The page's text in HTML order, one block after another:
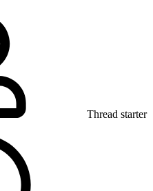
Thread starter